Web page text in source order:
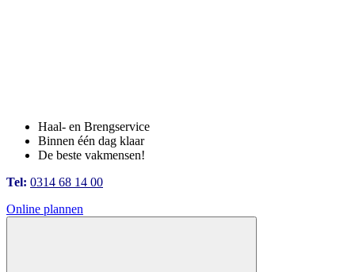
Haal- en Brengservice
Binnen één dag klaar
De beste vakmensen!
Tel: 0314 68 14 00
Online plannen